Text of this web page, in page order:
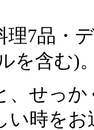
理7品・
を含む)
、せっ
い時を